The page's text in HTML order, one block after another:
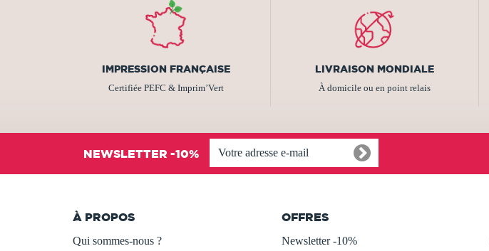
IMPRESSION FRANÇAISE
Certifiée PEFC & Imprim’Vert
LIVRAISON MONDIALE
À domicile ou en point relais
NEWSLETTER -10%
À PROPOS
Qui sommes-nous ?
OFFRES
Newsletter -10%